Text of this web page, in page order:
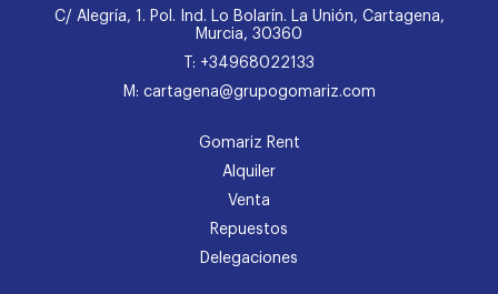
C/ Alegría, 1. Pol. Ind. Lo Bolarín. La Unión, Cartagena,
Murcia, 30360
T: +34968022133
M: cartagena@grupogomariz.com
Gomariz Rent
Alquiler
Venta
Repuestos
Delegaciones